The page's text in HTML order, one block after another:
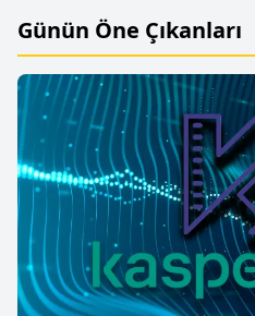
Yapay Zeka:
Değiştiren 7
Günün Öne Çıkanları